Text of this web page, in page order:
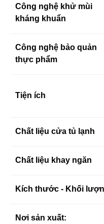
Công nghệ khử mùi
kháng khuẩn
Công nghệ bảo quản
thực phẩm
Tiện ích
Chất liệu cửa tủ lạnh
Chất liệu khay ngăn
Kích thước - Khối
Nơi sản xuất: